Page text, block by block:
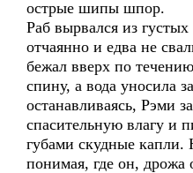
острые шипы шпор.
Раб вырвался из
отчаянно и едва не
бежал вверх по
спину, а вода уносила
останавливаясь, Рэми
спасительную влагу и
губами скудные капли.
понимая, где он, дрожа